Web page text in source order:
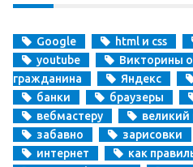
Google html и css
youtube
Викторины
гражданина
Яндекс
банки
браузеры
вебмастеру
великий
забавно
зарисовки
интернет
как